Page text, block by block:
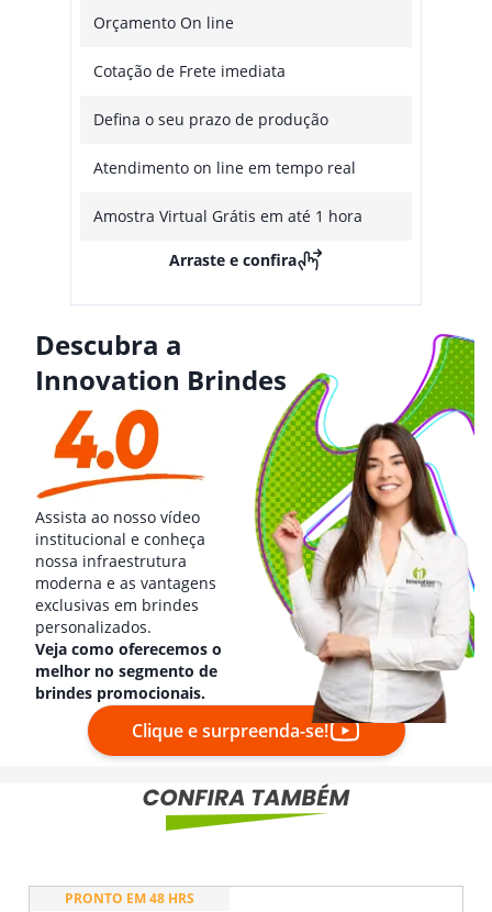
Orçamento On line
Cotação de Frete imediata
Defina o seu prazo de produção
Atendimento on line em tempo real
Amostra Virtual Grátis em até 1 hora
Arraste e confira
Descubra a
Innovation Brindes
Assista ao nosso vídeo
institucional e conheça
nossa infraestrutura
moderna e as vantagens
exclusivas em brindes
personalizados.
Veja como oferecemos o
melhor no segmento de
brindes promocionais.
Clique e surpreenda-se!
PRONTO EM 48 HRS